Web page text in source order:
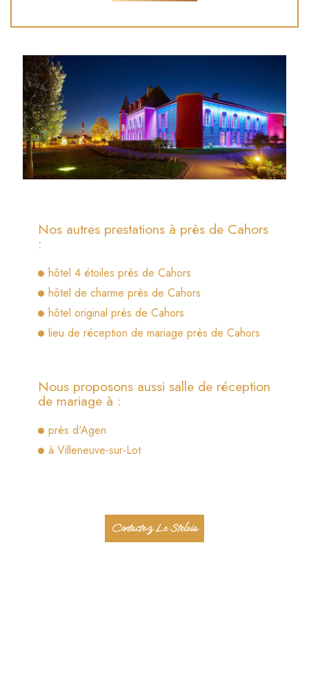
Nos autres prestations à près de Cahors
:
hôtel 4 étoiles près de Cahors
hôtel de charme près de Cahors
hôtel original près de Cahors
lieu de réception de mariage près de Cahors
Nous proposons aussi salle de réception
de mariage à :
près d'Agen
à Villeneuve-sur-Lot
Contactez Le Stelsia